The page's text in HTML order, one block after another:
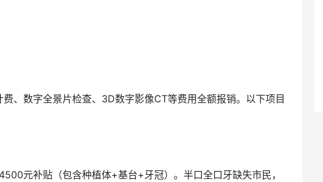
、数字全景片检查、3D数字影像CT等费用全额报销。以下项目
元补贴（包含种植体+基台+牙冠）。半口全口牙缺失市民，